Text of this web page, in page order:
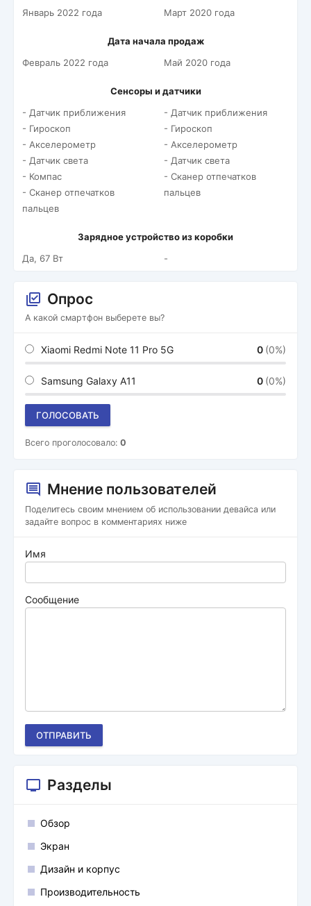
Январь 2022 года
Март 2020 года
Дата начала продаж
Февраль 2022 года
Май 2020 года
Сенсоры и датчики
- Датчик приближения
- Гироскоп
- Акселерометр
- Датчик света
- Компас
- Сканер отпечатков
пальцев
- Датчик приближения
- Гироскоп
- Акселерометр
- Датчик света
- Сканер отпечатков
пальцев
Зарядное устройство из коробки
Да, 67 Вт
-
Опрос
А какой смартфон выберете вы?
Xiaomi Redmi Note 11 Pro 5G 0 (0%)
Samsung Galaxy A11 0 (0%)
ГОЛОСОВАТЬ
Всего проголосовало: 0
Мнение пользователей
Поделитесь своим мнением об использовании девайса или
задайте вопрос в комментариях ниже
Имя
Сообщение
ОТПРАВИТЬ
Разделы
Обзор
Экран
Дизайн и корпус
Производительность